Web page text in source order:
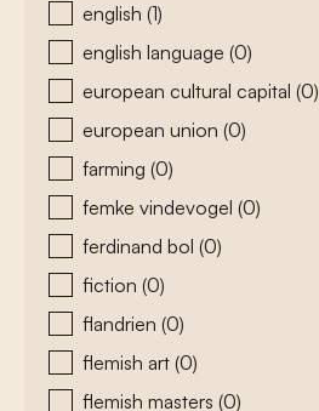
english (1)
english language (0)
european cultural capital (0)
european union (0)
farming (0)
femke vindevogel (0)
ferdinand bol (0)
fiction (0)
flandrien (0)
flemish art (0)
flemish masters (0)